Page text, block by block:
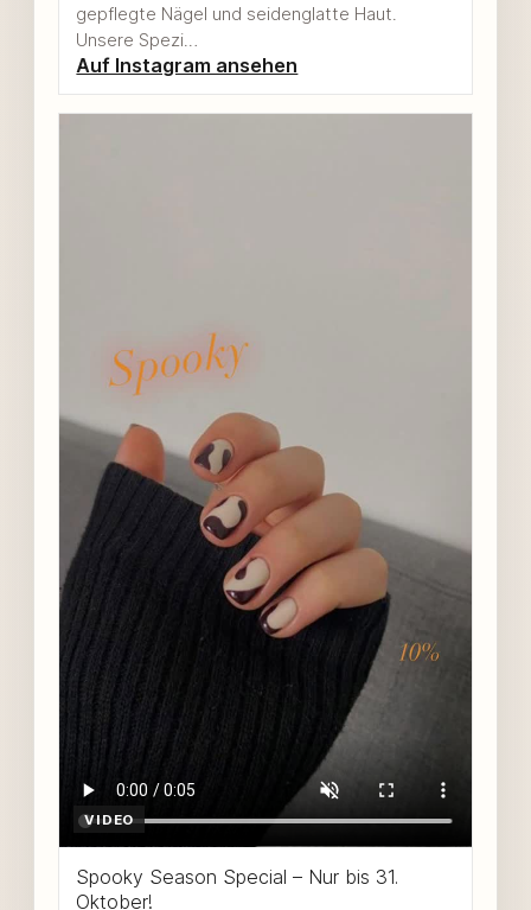
gepflegte Nägel und seidenglatte Haut.
Unsere Spezi…
Auf Instagram ansehen
VIDEO
Spooky Season Special – Nur bis 31.
Oktober!